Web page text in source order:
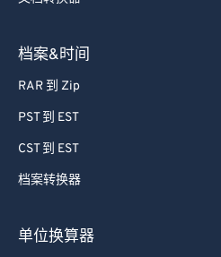
档案&时间
RAR 到 Zip
PST 到 EST
CST 到 EST
档案转换器
单位换算器